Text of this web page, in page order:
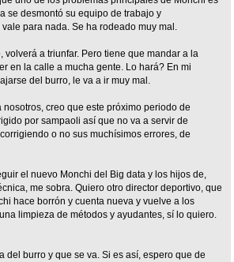
se desmontó su equipo de trabajo y
para nada. Se ha rodeado muy mal.
volverá a triunfar. Pero tiene que mandar a la
en la calle a mucha gente. Lo hará? En mi
del burro, le va a ir muy mal.
nosotros, creo que este próximo periodo de
por sampaoli así que no va a servir de
o no sus muchísimos errores, de
el nuevo Monchi del Big data y los hijos de,
me sobra. Quiero otro director deportivo, que
hace borrón y cuenta nueva y vuelve a los
limpieza de métodos y ayudantes, sí lo quiero.
del burro y que se va. Si es así, espero que de